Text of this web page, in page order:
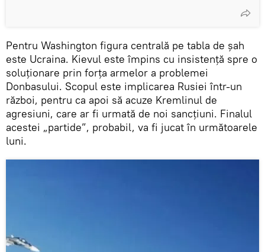
Pentru Washington figura centrală pe tabla de șah
este Ucraina. Kievul este împins cu insistență spre o
soluționare prin forța armelor a problemei
Donbasului. Scopul este implicarea Rusiei într-un
război, pentru ca apoi să acuze Kremlinul de
agresiuni, care ar fi urmată de noi sancțiuni. Finalul
acestei „partide”, probabil, va fi jucat în următoarele
luni.